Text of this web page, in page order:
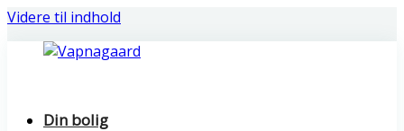
Videre til indhold
Din bolig